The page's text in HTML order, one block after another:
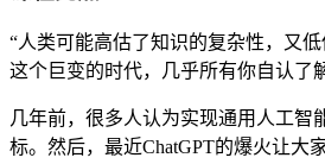
“人类可能高估了知识的复杂性，又
这个巨变的时代，几乎所有你自认了
几年前，很多人认为实现通用人工智
标。然后，最近ChatGPT的爆火让大